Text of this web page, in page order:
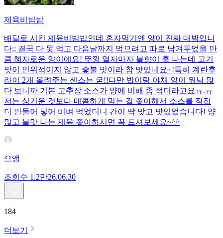
제육비빔밥
배달로 시킨 제육비빔밥인데 혼자먹기엔 양이 진짜 대박입니
다;; 결국 다 못 먹고 다음날까지 먹으려고 따로 남겨두었을 만
큼 혜자로운 양이에요! 뚜껑 열자마자 불향이 훅 나는데 고기
맛이 인위적이지 않고 숯불 맛이라 참 맛있네요~!특히 계란후
라이 2개 올려주는 센스는 굳!! ​다만 밥이랑 야채 양이 워낙 많
다 보니까 기본 고추장 소스가 양에 비해 좀 적더라고요ㅠ.ㅠ
저는 싱거운 것보다 매콤하게 먹는 걸 좋아해서 소스를 직접
더 만들어 넣어 비벼 먹었더니 간이 딱 맞고 맛있었습니다! 양
많고 불맛 나는 제육 좋아하시면 꼭 드셔보세요~^^
으앵
조회수 1.2만26.06.30
184
더보기